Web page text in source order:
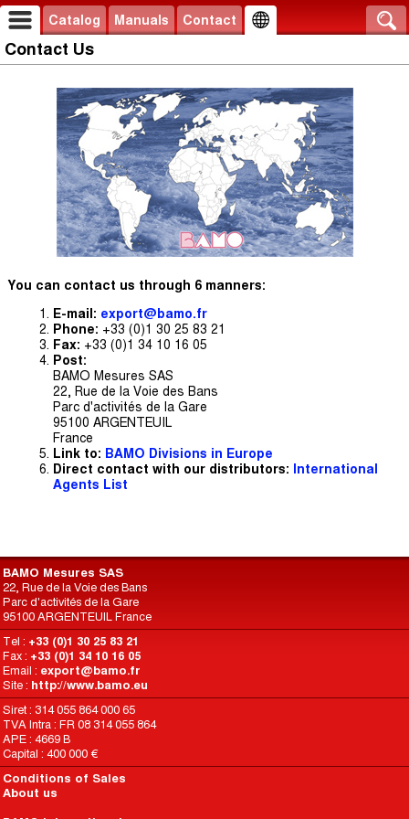
Catalog Manuals Contact
Contact Us
You can contact us through 6 manners:
E-mail: export@bamo.fr
Phone: +33 (0)1 30 25 83 21
Fax: +33 (0)1 34 10 16 05
Post:
BAMO Mesures SAS
22, Rue de la Voie des Bans
Parc d'activités de la Gare
95100 ARGENTEUIL
France
Link to: BAMO Divisions in Europe
Direct contact with our distributors:
International
Agents List
BAMO Mesures SAS
22, Rue de la Voie des Bans
Parc d'activités de la Gare
95100 ARGENTEUIL France
Tel : +33 (0)1 30 25 83 21
Fax : +33 (0)1 34 10 16 05
Email : export@bamo.fr
Site : http://www.bamo.eu
Siret : 314 055 864 000 65
TVA Intra : FR 08 314 055 864
APE : 4669 B
Capital : 400 000 €
Conditions of Sales
About us